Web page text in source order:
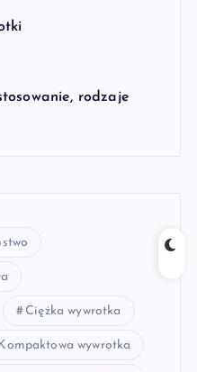
rodzaje
Ciężka wywrotka
wywrotka